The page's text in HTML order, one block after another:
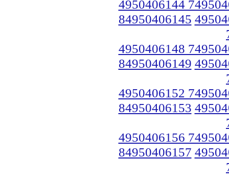
4950406144
84950406145
4950406148
84950406149
4950406152
84950406153
4950406156
84950406157